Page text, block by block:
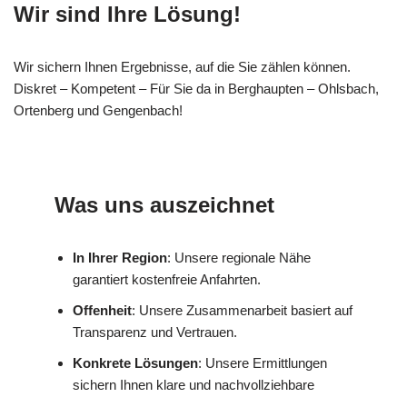
Wir sind Ihre Lösung!
Wir sichern Ihnen Ergebnisse, auf die Sie zählen können.
Diskret – Kompetent – Für Sie da in Berghaupten – Ohlsbach,
Ortenberg und Gengenbach!
Was uns auszeichnet
In Ihrer Region: Unsere regionale Nähe
garantiert kostenfreie Anfahrten.
Offenheit: Unsere Zusammenarbeit basiert auf
Transparenz und Vertrauen.
Konkrete Lösungen: Unsere Ermittlungen
sichern Ihnen klare und nachvollziehbare